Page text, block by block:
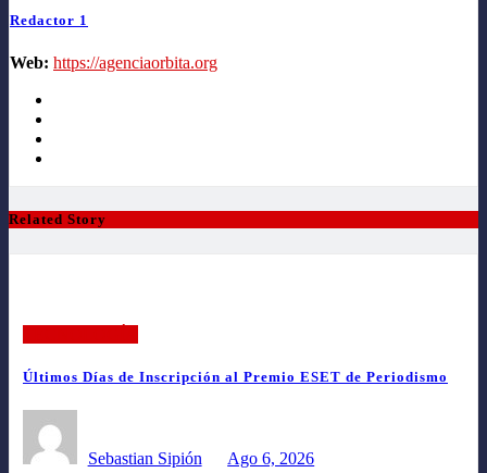
Redactor 1
Web: https://agenciaorbita.org
Related Story
Últimos Días de Inscripción al Premio ESET de Periodismo
Sebastian Sipión Ago 6, 2026